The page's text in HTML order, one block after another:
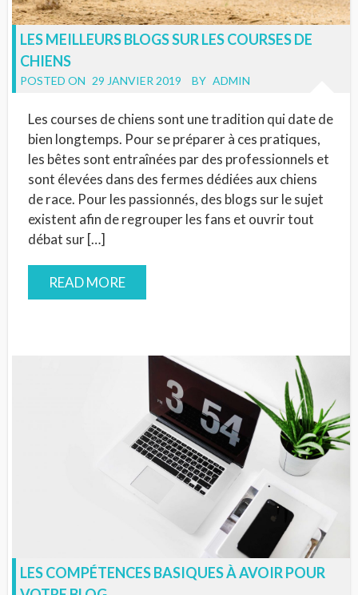
LES MEILLEURS BLOGS SUR LES COURSES DE
CHIENS
POSTED ON 29 JANVIER 2019 BY ADMIN
Les courses de chiens sont une tradition qui date de
bien longtemps. Pour se préparer à ces pratiques,
les bêtes sont entraînées par des professionnels et
sont élevées dans des fermes dédiées aux chiens
de race. Pour les passionnés, des blogs sur le sujet
existent afin de regrouper les fans et ouvrir tout
débat sur […]
READ MORE
LES COMPÉTENCES BASIQUES À AVOIR POUR